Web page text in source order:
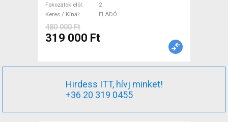
Fokozatok elöl
2
Keres / Kínál
ELADÓ
480 000 Ft
319 000 Ft
Hirdess ITT, hívj minket!
+36 20 319 0455